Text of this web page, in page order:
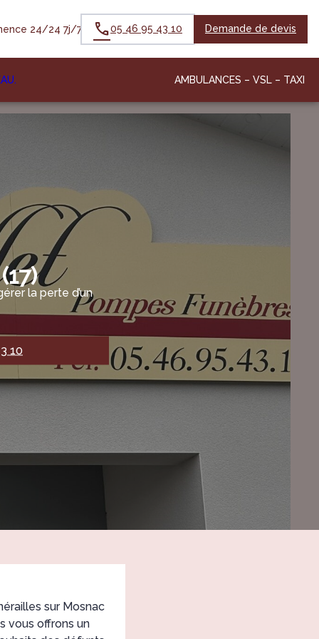
24/24 7j/7 05 46 95 43 10 Demande de devis
. AMBULANCES – VSL – TAXI
la perte d’un
10
sur Mosnac
vous offrons un